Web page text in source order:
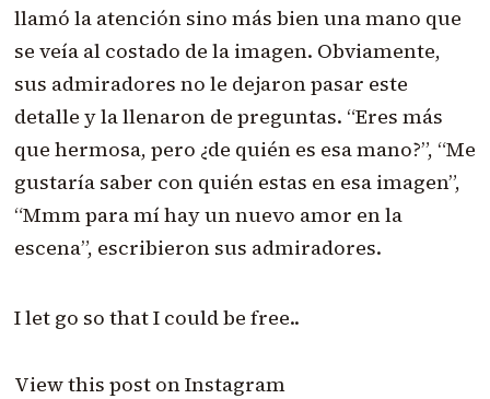
llamó la atención sino más bien una mano que
se veía al costado de la imagen. Obviamente,
sus admiradores no le dejaron pasar este
detalle y la llenaron de preguntas. “Eres más
que hermosa, pero ¿de quién es esa mano?”, “Me
gustaría saber con quién estas en esa imagen”,
“Mmm para mí hay un nuevo amor en la
escena”, escribieron sus admiradores.
I let go so that I could be free..
View this post on Instagram